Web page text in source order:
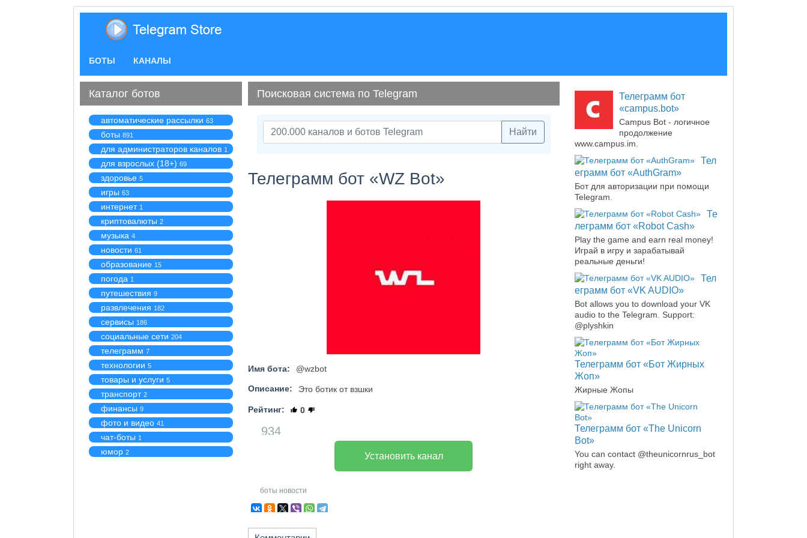
БОТЫ КАНАЛЫ
Каталог ботов
автоматические рассылки 63
боты 891
для администраторов каналов 1
для взрослых (18+) 69
здоровье 5
игры 63
интернет 1
криптовалюты 2
музыка 4
новости 61
образование 15
погода 1
путешествия 9
развлечения 182
сервисы 186
социальные сети 204
телеграмм 7
технологии 5
товары и услуги 5
транспорт 2
финансы 9
фото и видео 41
чат-боты 1
юмор 2
Поисковая система по Telegram
Найти
Телеграмм бот «WZ Bot»
Имя бота: @wzbot
Описание: Это ботик от взшки
Рейтинг: 0
934
Установить канал
боты новости
Телеграмм бот
«campus.bot»
Campus Bot - логичное
продолжение
www.campus.im.
Тел
еграмм бот «AuthGram»
Бот для авторизации при помощи
Telegram.
Те
леграмм бот «Robot Cash»
Play the game and earn real money!
Играй в игру и зарабатывай
реальные деньги!
Тел
еграмм бот «VK AUDIO»
Bot allows you to download your VK
audio to the Telegram. Support:
@plyshkin
Телеграмм бот «Бот Жирных
Жоп»
Жирные Жопы
Телеграмм бот «The Unicorn
Bot»
You can contact @theunicornrus_bot
right away.